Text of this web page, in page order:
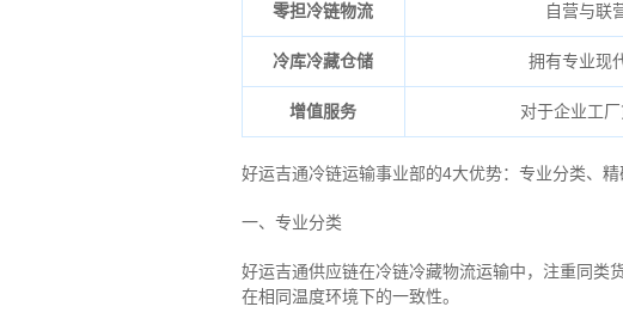
零担冷链物流 自营与联
冷库冷藏仓储 拥有专业现
增值服务 对于企业工
好运吉通冷链运输事业部的4大优势： 专业分类、 精
一、专业分类
好运吉通供应链在冷链冷藏物流运输中，注重同类
在相同温度环境下的一致性。